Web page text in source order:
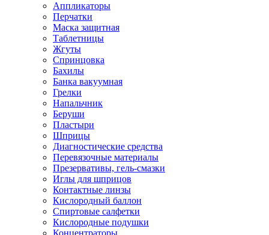
Аппликаторы
Перчатки
Маска защитная
Таблетницы
Жгуты
Спринцовка
Бахилы
Банка вакуумная
Грелки
Напальчник
Беруши
Пластыри
Шприцы
Диагностические средства
Перевязочные материалы
Презервативы, гель-смазки
Иглы для шприцов
Контактные линзы
Кислородный баллон
Спиртовые салфетки
Кислородные подушки
Концентраторы